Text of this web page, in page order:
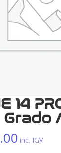
14
Grado
inc. IGV